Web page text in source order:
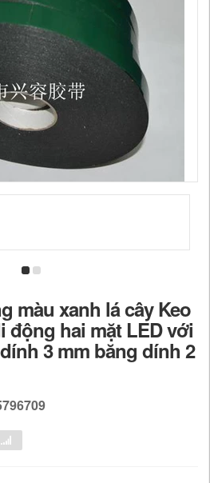
màu xanh lá cây Keo
động hai mặt LED với
3 mm băng dính 2